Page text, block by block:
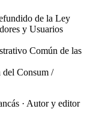
de la Ley
y Usuarios
Común de las
Consum /
· Autor y editor